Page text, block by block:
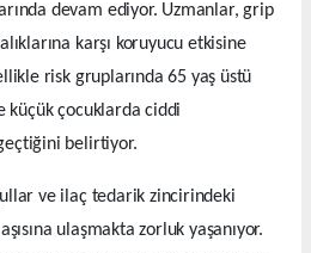
devam ediyor. Uzmanlar, grip
karşı koruyucu etkisine
risk gruplarında 65 yaş üstü
küçük çocuklarda ciddi
belirtiyor.
ve ilaç tedarik zincirindeki
ulaşmakta zorluk yaşanıyor.